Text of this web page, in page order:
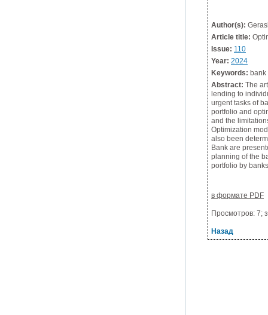
Author(s):
Article title:
Issue: 110
Year: 2024
Keywords: bank
Abstract: The
lending to
urgent tasks of
portfolio and
and the
Optimization
also been
Bank are
planning of the
portfolio by
в формате PDF
Просмотров: 7;
Назад